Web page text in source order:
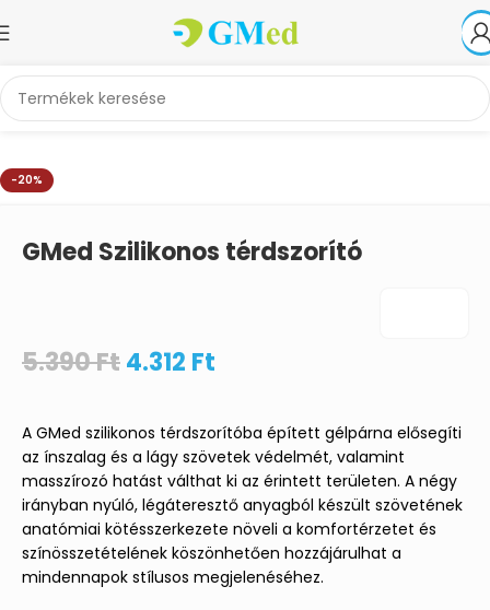
Kezdőlap Ortézisek, sínek, gipszek Térdortézisek
-20%
GMed Szilikonos térdszorító
5.390Ft4.312 Ft
A GMed szilikonos térdszorítóba épített gélpárna elősegíti
az ínszalag és a lágy szövetek védelmét, valamint
masszírozó hatást válthat ki az érintett területen. A négy
irányban nyúló, légáteresztő anyagból készült szövetének
anatómiai kötésszerkezete növeli a komfortérzetet és
színösszetételének köszönhetően hozzájárulhat a
mindennapok stílusos megjelenéséhez.